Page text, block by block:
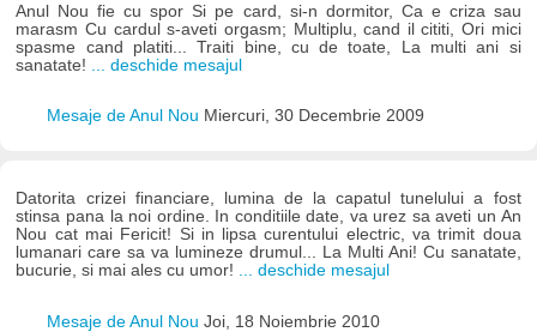
Anul Nou fie cu spor Si pe card, si-n dormitor, Ca e criza sau
marasm Cu cardul s-aveti orgasm; Multiplu, cand il cititi, Ori mici
spasme cand platiti... Traiti bine, cu de toate, La multi ani si
sanatate!
... deschide mesajul
Mesaje de Anul Nou Miercuri, 30 Decembrie 2009
Datorita crizei financiare, lumina de la capatul tunelului a fost
stinsa pana la noi ordine. In conditiile date, va urez sa aveti un An
Nou cat mai Fericit! Si in lipsa curentului electric, va trimit doua
lumanari care sa va lumineze drumul... La Multi Ani! Cu sanatate,
bucurie, si mai ales cu umor! ... deschide mesajul
Mesaje de Anul Nou Joi, 18 Noiembrie 2010